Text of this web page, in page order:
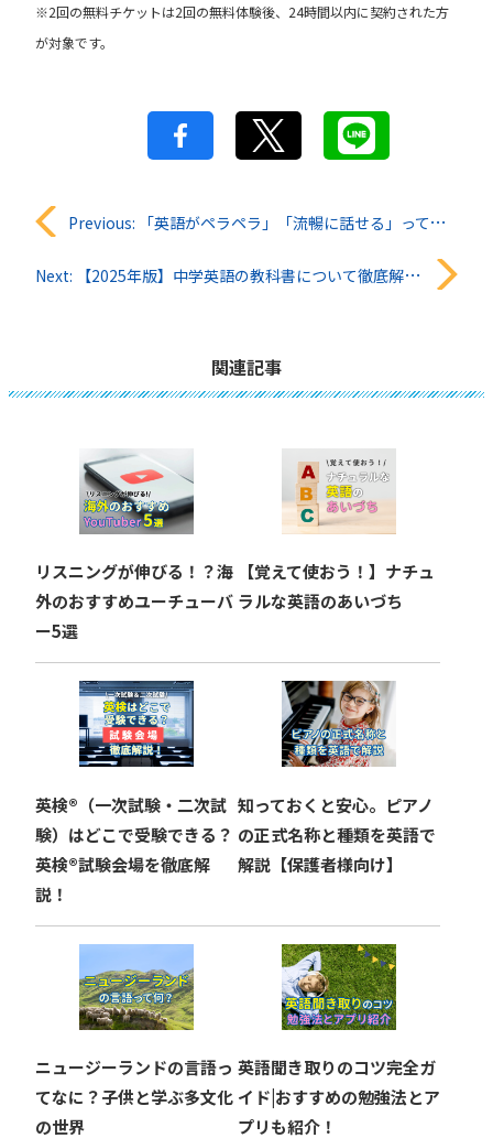
※2回の無料チケットは2回の無料体験後、24時間以内に契約された方
が対象です。
投
稿
ョ
ン
Previous: 「英語がペラペラ」「流暢に話せる」って、英語で何て言う？シーン別に解説！
Next: 【2025年版】中学英語の教科書について徹底解説！
関連記事
リスニングが伸びる！？海
外のおすすめユーチューバ
ー5選
【覚えて使おう！】ナチュ
ラルな英語のあいづち
英検®︎（一次試験・二次試
験）はどこで受験できる？
英検®︎試験会場を徹底解
説！
知っておくと安心。ピアノ
の正式名称と種類を英語で
解説【保護者様向け】
ニュージーランドの言語っ
てなに？子供と学ぶ多文化
の世界
英語聞き取りのコツ完全ガ
イド|おすすめの勉強法とア
プリも紹介！